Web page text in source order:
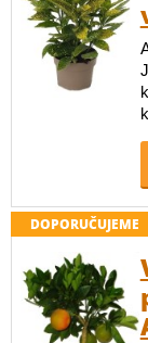
DOPORUČUJEME